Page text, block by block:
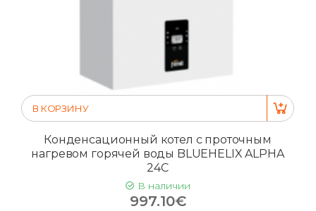
В КОРЗИНУ
Конденсационный котел с проточным
нагревом горячей воды BLUEHELIX ALPHA
24C
В наличии
997.10€